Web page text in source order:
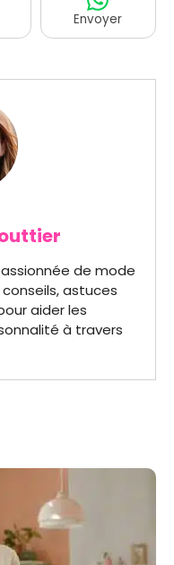
Envoyer
de mode
astuces
aider les
à travers